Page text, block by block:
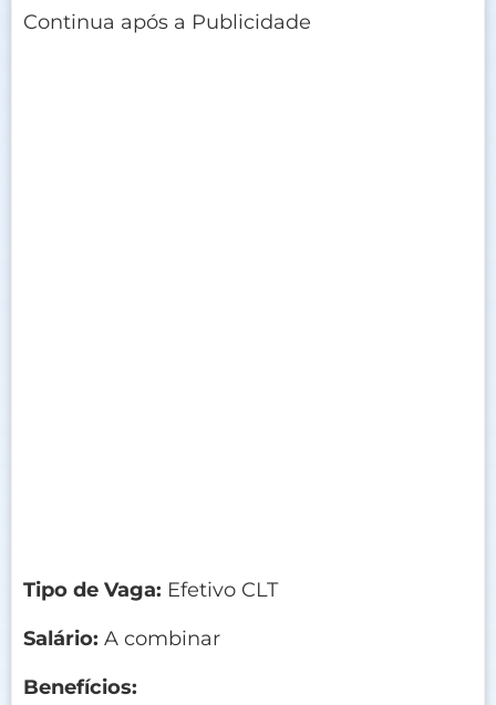
Continua após a Publicidade
Tipo de Vaga: Efetivo CLT
Salário: A combinar
Benefícios: